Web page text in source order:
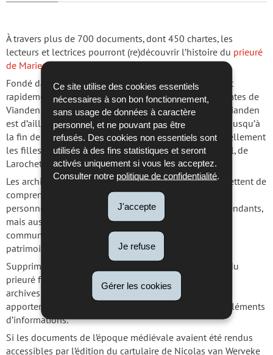
Ce site utilise des cookies essentiels
nécessaires à son bon fonctionnement,
sans usage de données à caractère
personnel, et ne pouvant pas être
refusés. Des cookies non essentiels sont
utilisés à des fins statistiques et seront
activés uniquement si vous les acceptez.
Consulter notre politique de confidentialité
J'accepte
Je refuse
Gérer les cookies
À travers plus de 700 documents, dont 450 chartes, les
lecteurs et lectrices pourront (re)découvrir l’histoire du prieuré
de Marienthal
Fondé dans les années 1230, ce prieuré dominicain fut
rapidement investi par les puissantes familles des comtes de
Vianden puis de Luxembourg. La prieure Yolande de Vianden
est d’ailleurs une figure bien connue au Luxembourg. Jusqu’à
la fin de l’Ancien Régime, Marienthal accueillit essentiellement
les filles de la noblesse des environs : de Daun, d’Autel, de
Larochette, etc.
Les archives, qui s’étendent du 13eau 18esiècle, permettent de
comprendre les relations de ces religieuses avec les
personnes extérieures, nobles, ecclésiastiques ou dépendants,
mais aussi d’approcher l’organisation interne de cette
communauté dominicaine ainsi que la gestion de leur
patrimoine.
Supprimé en 1783 par l’empereur Joseph II, les biens du
prieuré furent alors confiés à la Caisse de Religion. Les
archives des deux administrateurs, bien conservées,
apporteront aux lecteurs et lectrices de précieux compléments
d’informations.
Si les documents de l’époque médiévale avaient été rendus
accessibles par l’édition du cartulaire de Nicolas van Werveke